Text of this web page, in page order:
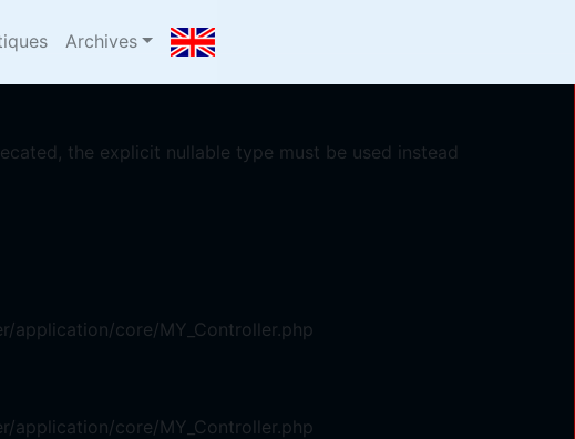
oyster/system/core/Exceptions.php
the explicit nullable type must be used instead
application/core/MY_Controller.php
application/core/MY_Controller.php
Archives